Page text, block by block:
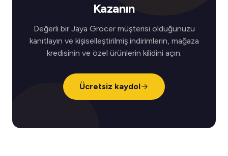
Kazanın
Değerli bir Jaya Grocer müşterisi olduğunuzu
kanıtlayın ve kişiselleştirilmiş indirimlerin, mağaza
kredisinin ve özel ürünlerin kilidini açın.
Ücretsiz kaydol